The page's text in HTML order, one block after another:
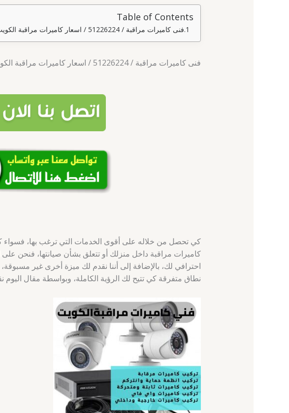
Table of Contents
فنى كاميرات مراقبة / 51226224 / اسعار كاميرات مراقبة الكويت
فنى كاميرات مراقبة / 51226224 / اسعار كاميرات مراقبة الكويت
كي تحصل من خلاله على أقوى الخدمات التي ترغب بها، فسواء
كاميرات مراقبة داخل منزلك أو تتعلق بشأن صيانتها، فنحن
احترافي لك، بالإضافة إلى أننا نقدم لك ميزة أخرى غير
نطاق متفرقة كي تتيح لك الرؤية الكاملة، وبواسطة مقال اليوم